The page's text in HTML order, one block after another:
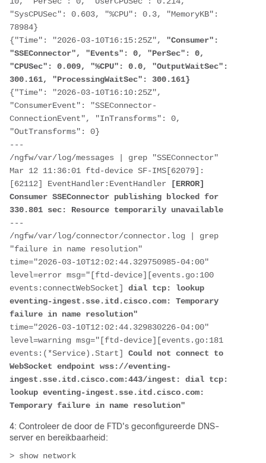
"SysCPUSec": 0.603, "%CPU": 0.3, "MemoryKB":
78984}
{"Time": "2026-03-10T16:15:25Z",
"Consumer":
"SSEConnector", "Events": 0, "PerSec": 0,
"CPUSec": 0.009, "%CPU": 0.0, "OutputWaitSec":
300.161, "ProcessingWaitSec": 300.161}
{"Time": "2026-03-10T16:10:25Z",
"ConsumerEvent": "SSEConnector-
ConnectionEvent", "InTransforms": 0,
"OutTransforms": 0}
---
/ngfw/var/log/messages | grep "SSEConnector"
Mar 12 11:36:01 ftd-device SF-IMS[62079]:
[62112] EventHandler:EventHandler
[ERROR]
Consumer SSEConnector publishing blocked for
330.801 sec: Resource temporarily unavailable
---
/ngfw/var/log/connector/connector.log | grep
"failure in name resolution"
time="2026-03-10T12:02:44.329750985-04:00"
level=error msg="[ftd-device][events.go:100
events:connectWebSocket] dial tcp: lookup
eventing-ingest.sse.itd.cisco.com: Temporary
failure in name resolution"
time="2026-03-10T12:02:44.329830226-04:00"
level=warning msg="[ftd-device][events.go:181
events:(*Service).Start] Could not connect to
WebSocket endpoint wss://eventing-
ingest.sse.itd.cisco.com:443/ingest: dial tcp:
lookup eventing-ingest.sse.itd.cisco.com:
Temporary failure in name resolution"
4: Controleer de door de FTD's geconfigureerde DNS-
server en bereikbaarheid:
> show network